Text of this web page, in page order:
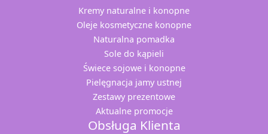
Kremy naturalne i konopne
Oleje kosmetyczne konopne
Naturalna pomadka
Sole do kąpieli
Świece sojowe i konopne
Pielęgnacja jamy ustnej
Zestawy prezentowe
Aktualne promocje
Obsługa Klienta